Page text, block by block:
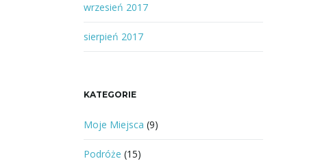
wrzesień 2017
sierpień 2017
KATEGORIE
Moje Miejsca (9)
Podróże (15)